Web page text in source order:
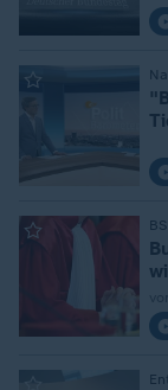
:
: